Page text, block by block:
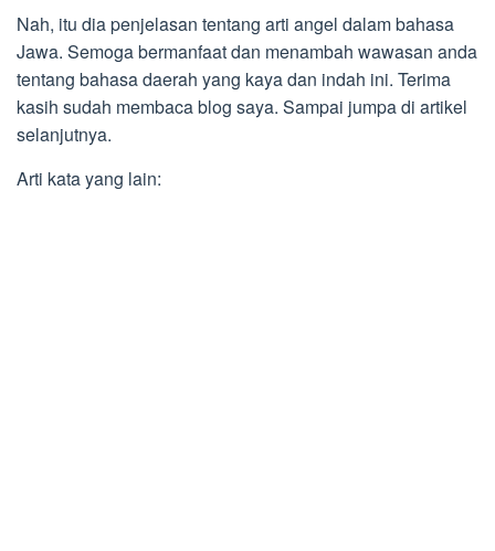
Nah, itu dia penjelasan tentang arti angel dalam bahasa
Jawa. Semoga bermanfaat dan menambah wawasan anda
tentang bahasa daerah yang kaya dan indah ini. Terima
kasih sudah membaca blog saya. Sampai jumpa di artikel
selanjutnya.
Arti kata yang lain: